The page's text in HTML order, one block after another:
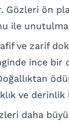
Gözleri ön
ile
ve zarif
ince bir
ve derinlik
daha